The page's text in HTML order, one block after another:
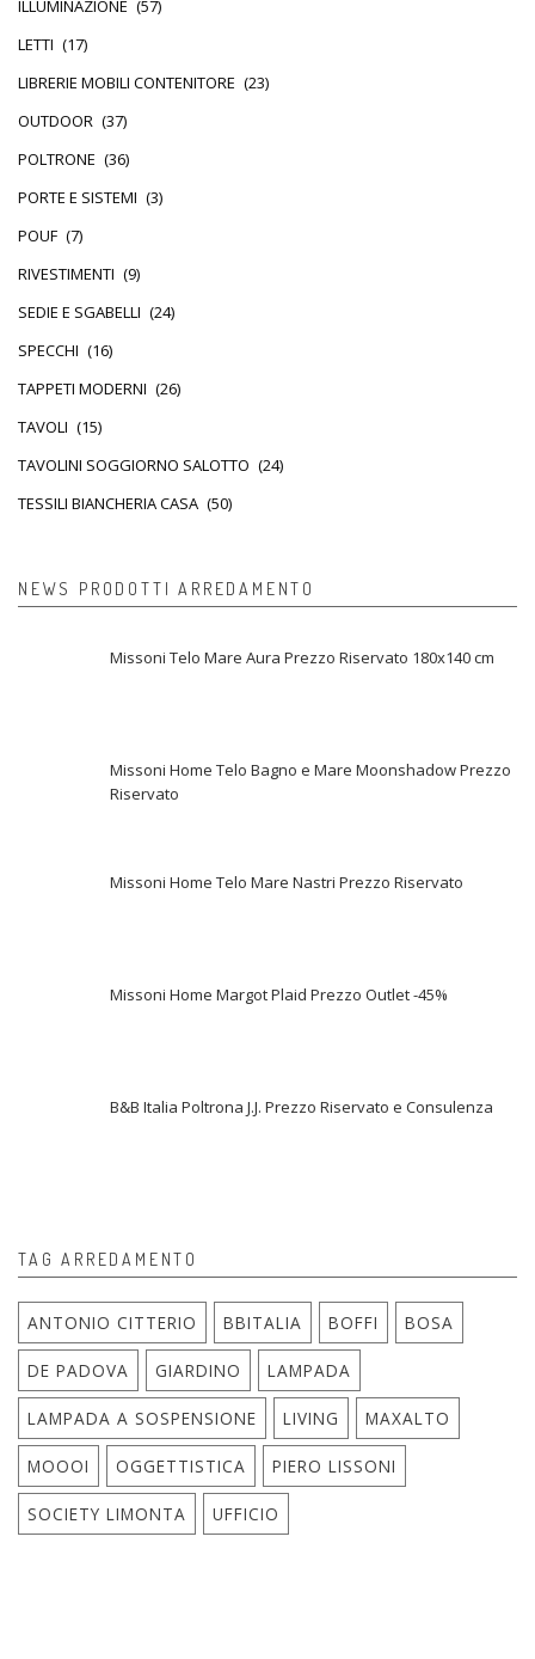
ILLUMINAZIONE (57)
LETTI (17)
LIBRERIE MOBILI CONTENITORE (23)
OUTDOOR (37)
POLTRONE (36)
PORTE E SISTEMI (3)
POUF (7)
RIVESTIMENTI (9)
SEDIE E SGABELLI (24)
SPECCHI (16)
TAPPETI MODERNI (26)
TAVOLI (15)
TAVOLINI SOGGIORNO SALOTTO (24)
TESSILI BIANCHERIA CASA (50)
NEWS PRODOTTI ARREDAMENTO
Missoni Telo Mare Aura Prezzo Riservato 180x140 cm
Missoni Home Telo Bagno e Mare Moonshadow Prezzo
Riservato
Missoni Home Telo Mare Nastri Prezzo Riservato
Missoni Home Margot Plaid Prezzo Outlet -45%
B&B Italia Poltrona J.J. Prezzo Riservato e Consulenza
TAG ARREDAMENTO
ANTONIO CITTERIO BBITALIA BOFFI BOSA
DE PADOVA GIARDINO LAMPADA
LAMPADA A SOSPENSIONE LIVING MAXALTO
MOOOI OGGETTISTICA PIERO LISSONI
SOCIETY LIMONTA UFFICIO